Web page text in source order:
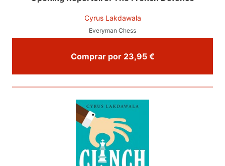
Cyrus Lakdawala
Everyman Chess
Comprar por 23,95 €